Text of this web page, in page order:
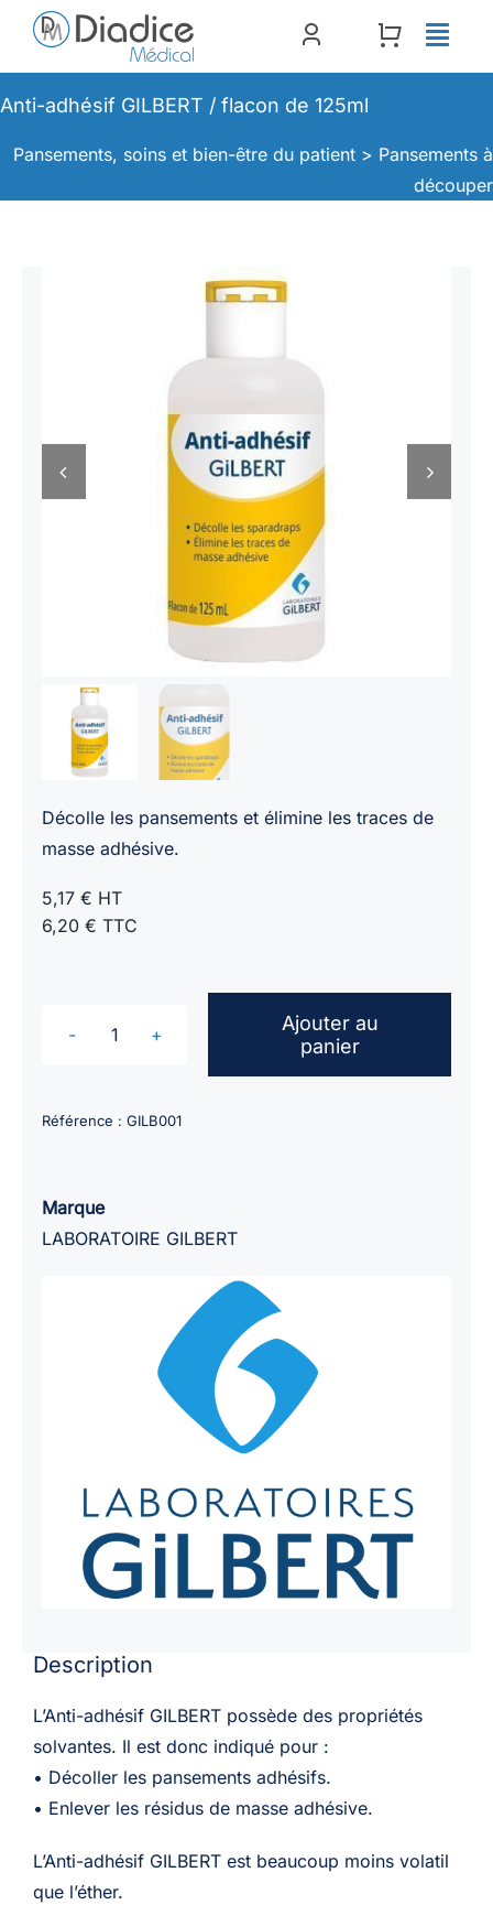
Passer
contenu
Anti-adhésif GILBERT / flacon de 125ml
Pansements, soins et bien-être du patient > Pansements à
découper
Décolle les pansements et élimine les traces de
masse adhésive.
5,17 € HT
6,20 € TTC
quantité
Anti-
flacon
Ajouter au
panier
Référence : GILB001
Marque
LABORATOIRE GILBERT
Description
L’Anti-adhésif GILBERT possède des propriétés
solvantes. Il est donc indiqué pour :
• Décoller les pansements adhésifs.
• Enlever les résidus de masse adhésive.
L’Anti-adhésif GILBERT est beaucoup moins volatil
que l’éther.